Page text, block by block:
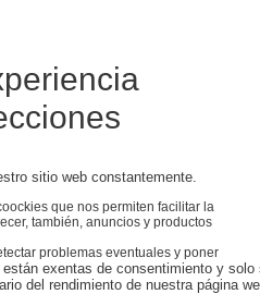
sitio web constantemente.
que nos permiten facilitar la
también, anuncios y productos
problemas eventuales y poner
exentas de consentimiento y solo
del rendimiento de nuestra página